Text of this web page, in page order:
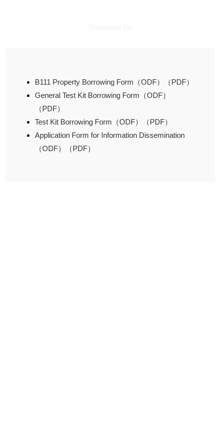
B111 Property Borrowing Form（ODF）
（PDF）
General Test Kit Borrowing Form（ODF）
（PDF）
Test Kit Borrowing Form（ODF）
（PDF）
Application Form for Information Dissemination
（ODF）
（PDF）